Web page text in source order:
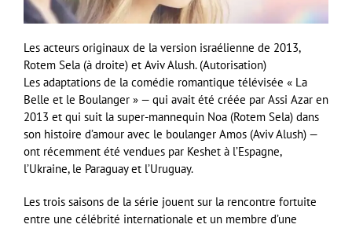
Les acteurs originaux de la version israélienne de 2013,
Rotem Sela (à droite) et Aviv Alush. (Autorisation)
Les adaptations de la comédie romantique télévisée « La
Belle et le Boulanger » — qui avait été créée par Assi Azar en
2013 et qui suit la super-mannequin Noa (Rotem Sela) dans
son histoire d’amour avec le boulanger Amos (Aviv Alush) —
ont récemment été vendues par Keshet à l’Espagne,
l’Ukraine, le Paraguay et l’Uruguay.
Les trois saisons de la série jouent sur la rencontre fortuite
entre une célébrité internationale et un membre d’une